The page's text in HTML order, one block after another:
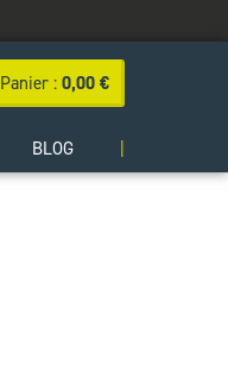
Panier : 0,00 €
BLOG